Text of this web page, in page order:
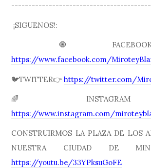
¡SIGUENOS!:
https://www.facebook.com/
🐦TWITTER👉https://twitter.com/
https://www.instagram.com/
CONSTRUIRMOS LA PLAZA DE LOS
NUESTRA CIUDAD DE
https://youtu.be/33YPksuGoFE